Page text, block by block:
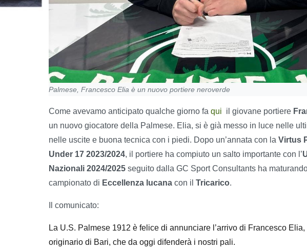
Palmese, Francesco Elia è un nuovo portiere neroverde
Come avevamo anticipato qualche giorno fa qui il giovane portiere
un nuovo giocatore della Palmese. Elia, si è già messo in luce nelle
nelle uscite e buona tecnica con i piedi. Dopo un’annata con la Virtus
Under 17 2023/2024, il portiere ha compiuto un salto importante con l’
Nazionali 2024/2025 seguito dalla GC Sport Consultants ha
campionato di Eccellenza lucana con il Tricarico.
Il comunicato:
La U.S. Palmese 1912 è felice di annunciare l’arrivo di Francesco
originario di Bari, che da oggi difenderà i nostri pali.